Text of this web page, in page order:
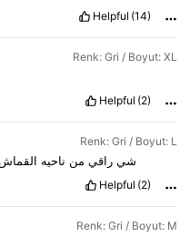
Helpful (14)
Renk: Gri / Boyut: XL
Helpful (2)
Renk: Gri / Boyut: L
شي راقي من ناحيه القماش
Helpful (2)
Renk: Gri / Boyut: M